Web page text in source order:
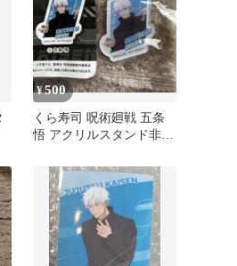
¥500
くら寿司 呪術廻戦 五条
悟 アクリルスタンド非売